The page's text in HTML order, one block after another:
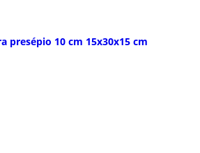
presépio 10 cm 15x30x15 cm